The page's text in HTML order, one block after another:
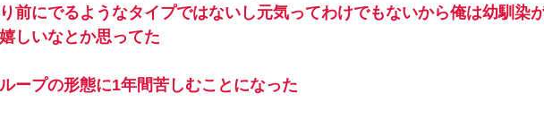
前にでるようなタイプではないし元気ってわけでもないから俺は幼馴染
しいなとか思ってた
ープの形態に1年間苦しむことになった